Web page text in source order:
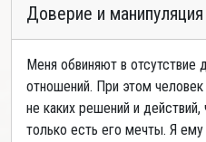
Доверие и
Меня обвиняют в отсутствие
отношений. При этом
не каких решений и
только есть его мечты. Я